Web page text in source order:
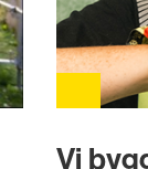
Vi